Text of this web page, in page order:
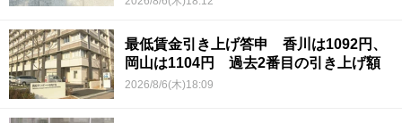
最低賃金引き上げ答申 香川は1092円、
岡山は1104円 過去2番目の引き上げ額
2026/8/6(木)18:09